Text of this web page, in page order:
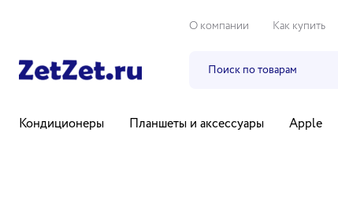
О компании Как купить
Кондиционеры Планшеты и аксессуары Apple